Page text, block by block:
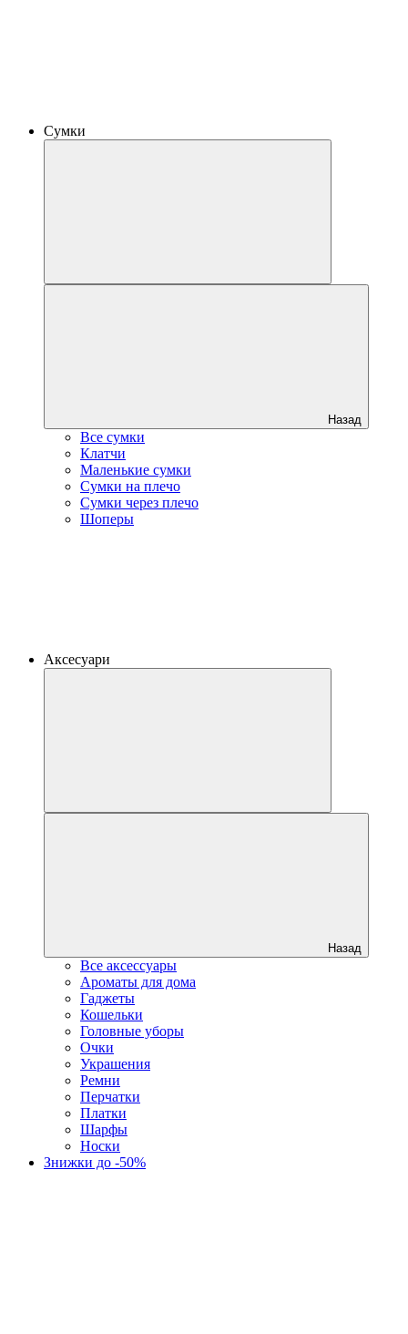
Сумки
Назад
Все сумки
Клатчи
Маленькие сумки
Сумки на плечо
Сумки через плечо
Шоперы
Аксесуари
Назад
Все аксессуары
Ароматы для дома
Гаджеты
Кошельки
Головные уборы
Очки
Украшения
Ремни
Перчатки
Платки
Шарфы
Носки
Знижки до -50%